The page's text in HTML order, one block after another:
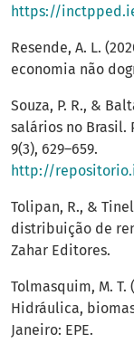
https://
Resende, A. L.
economia não
Souza, P. R., &
salários no Brasil.
9(3), 629–659.
http://
Tolipan, R., &
distribuição de
Zahar Editores.
Tolmasquim, M. T.
Hidráulica,
Janeiro: EPE.